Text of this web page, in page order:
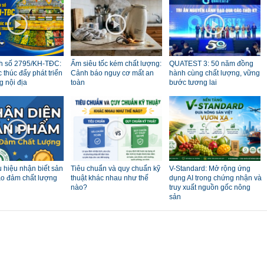
số 2795/KH-TĐC:
thúc đẩy phát triển
nội địa
Ấm siêu tốc kém chất lượng:
Cảnh báo nguy cơ mất an
toàn
QUATEST 3: 50 năm đồng
hành cùng chất lượng, vững
bước tương lai
hiệu nhận biết sản
đảm chất lượng
Tiêu chuẩn và quy chuẩn kỹ
thuật khác nhau như thế
nào?
V-Standard: Mở rộng ứng
dụng AI trong chứng nhận và
truy xuất nguồn gốc nông
sản